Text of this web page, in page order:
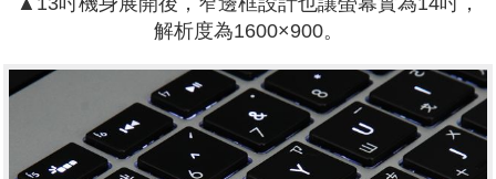
解析度為1600×900。